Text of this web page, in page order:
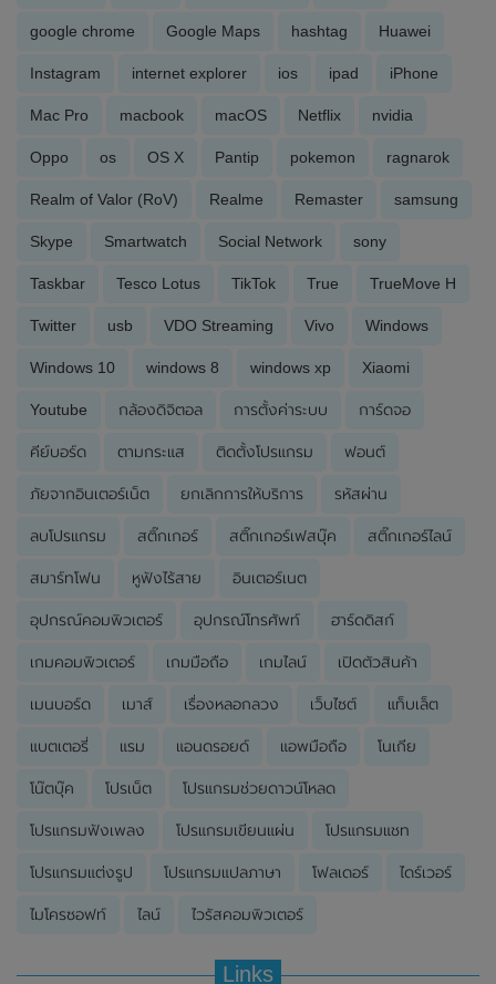
google chrome Google Maps hashtag Huawei
Instagram internet explorer ios ipad iPhone
Mac Pro macbook macOS Netflix nvidia
Oppo os OS X Pantip pokemon ragnarok
Realm of Valor (RoV) Realme Remaster samsung
Skype Smartwatch Social Network sony
Taskbar Tesco Lotus TikTok True TrueMove H
Twitter usb VDO Streaming Vivo Windows
Windows 10 windows 8 windows xp Xiaomi
Youtube กล้องดิจิตอล การตั้งค่าระบบ การ์ดจอ
คีย์บอร์ด ตามกระแส ติดตั้งโปรแกรม ฟอนต์
ภัยจากอินเตอร์เน็ต ยกเลิกการให้บริการ รหัสผ่าน
ลบโปรแกรม สติ๊กเกอร์ สติ๊กเกอร์เฟสบุ๊ค สติ๊กเกอร์ไลน์
สมาร์ทโฟน หูฟังไร้สาย อินเตอร์เนต
อุปกรณ์คอมพิวเตอร์ อุปกรณ์โทรศัพท์ ฮาร์ดดิสก์
เกมคอมพิวเตอร์ เกมมือถือ เกมไลน์ เปิดตัวสินค้า
เมนบอร์ด เมาส์ เรื่องหลอกลวง เว็บไซต์ แท็บเล็ต
แบตเตอรี่ แรม แอนดรอยด์ แอพมือถือ โนเกีย
โน๊ตบุ๊ค โปรเน็ต โปรแกรมช่วยดาวน์โหลด
โปรแกรมฟังเพลง โปรแกรมเขียนแผ่น โปรแกรมแชท
โปรแกรมแต่งรูป โปรแกรมแปลภาษา โฟลเดอร์ ไดร์เวอร์
ไมโครซอฟท์ ไลน์ ไวรัสคอมพิวเตอร์
Links